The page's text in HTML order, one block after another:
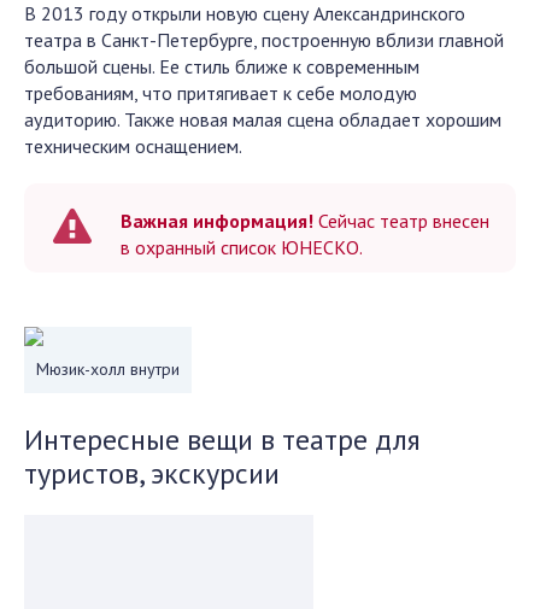
В 2013 году открыли новую сцену Александринского
театра в Санкт-Петербурге, построенную вблизи главной
большой сцены. Ее стиль ближе к современным
требованиям, что притягивает к себе молодую
аудиторию. Также новая малая сцена обладает хорошим
техническим оснащением.
Важная информация! Сейчас театр внесен
в охранный список ЮНЕСКО.
Мюзик-холл внутри
Интересные вещи в театре для
туристов, экскурсии